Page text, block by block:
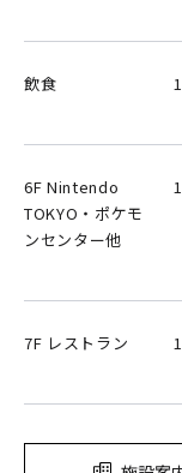
飲食
6F Nintendo
TOKYO・ポケモ
ンセンター他
7F レストラン